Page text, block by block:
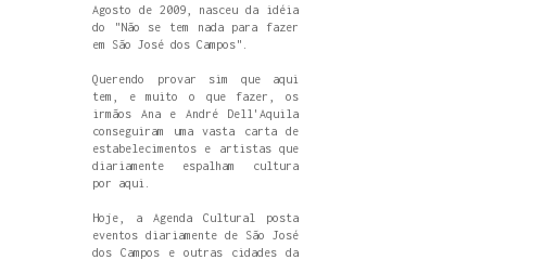
Agosto de 2009, nasceu da idéia
do "Não se tem nada para fazer
em São José dos Campos".
Querendo provar sim que aqui
tem, e muito o que fazer, os
irmãos Ana e André Dell'Aquila
conseguiram uma vasta carta de
estabelecimentos e artistas que
diariamente espalham cultura
por aqui.
Hoje, a Agenda Cultural posta
eventos diariamente de São José
dos Campos e outras cidades da